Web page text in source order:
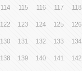
114 115 116 117 118
122 123 124 125 126
130 131 132 133 134
138 139 140 141 142